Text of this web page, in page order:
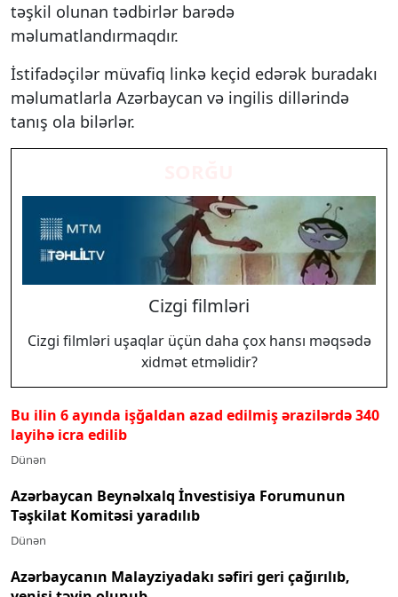
təşkil olunan tədbirlər barədə
məlumatlandırmaqdır.
İstifadəçilər müvafiq linkə keçid edərək buradakı
məlumatlarla Azərbaycan və ingilis dillərində
tanış ola bilərlər.
Cizgi filmləri
Cizgi filmləri uşaqlar üçün daha çox hansı məqsədə
xidmət etməlidir?
Bu ilin 6 ayında işğaldan azad edilmiş ərazilərdə 340
layihə icra edilib
Dünən
Azərbaycan Beynəlxalq İnvestisiya Forumunun
Təşkilat Komitəsi yaradılıb
Dünən
Azərbaycanın Malayziyadakı səfiri geri çağırılıb,